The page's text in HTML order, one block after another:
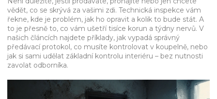
vědět, co se skrývá za vašimi zdi. Technická inspekce vám
řekne, kde je problém, jak ho opravit a kolik to bude stát. A
to je přesně to, co vám ušetří tisíce korun a týdny nervů. V
našich článcích najdete příklady, jak vypadá správný
předávací protokol, co musíte kontrolovat v koupelně, nebo
jak si sami udělat základní kontrolu interiéru – bez nutnosti
zavolat odborníka.